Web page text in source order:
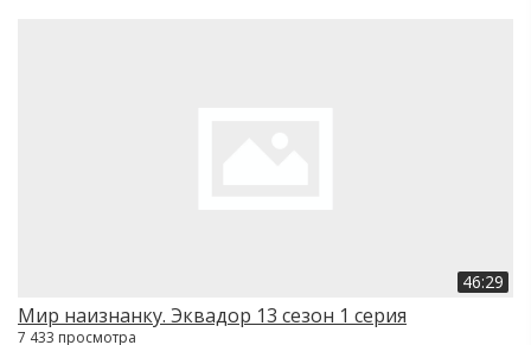
46:29
Мир наизнанку. Эквадор 13 сезон 1 серия
7 433 просмотра